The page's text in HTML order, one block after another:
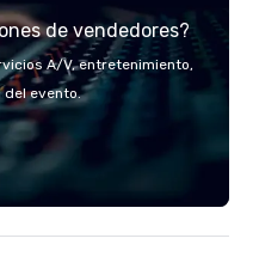
fast, reliable
same-day gallery
agenda demands it),
marketing, social,
to executive
de vendedores?
A/V, entretenimiento,
evento.